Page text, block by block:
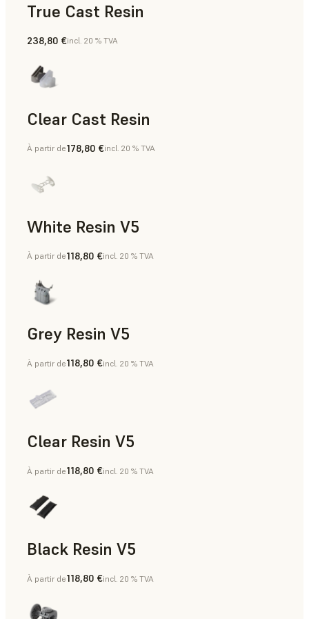
True Cast Resin
Outillage rapide
238,80 €incl. 20 % TVA
Clear Cast Resin
Modèles et accessoires, Outillage rapide, Pièces finales,
À partir de178,80 €incl. 20 % TVA
White Resin V5
Prototypage rapide, Dentaire
À partir de118,80 €incl. 20 % TVA
Grey Resin V5
Modèles et accessoires, Aides à la fabrication,
À partir de118,80 €incl. 20 % TVA
Clear Resin V5
Modèles et accessoires, Prototypage rapide
À partir de118,80 €incl. 20 % TVA
Black Resin V5
Modèles et accessoires, Prototypage rapide
À partir de118,80 €incl. 20 % TVA